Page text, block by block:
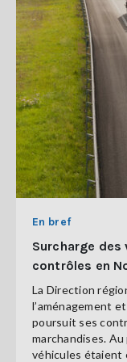
En bref
Surcharge des
contrôles en
La Direction
l’aménagement
poursuit ses
marchandises.
véhicules étaient